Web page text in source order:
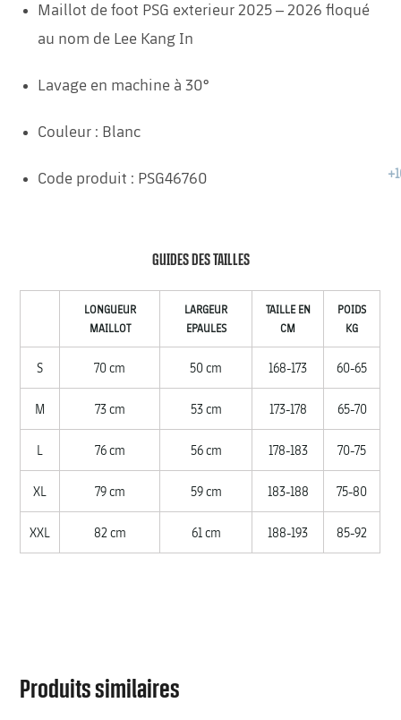
Maillot de foot PSG exterieur 2025 – 2026 floqué
au nom de Lee Kang In
Lavage en machine à 30°
Couleur : Blanc
Code produit : PSG46760
GUIDES DES TAILLES
LONGUEUR
MAILLOT
LARGEUR
EPAULES
TAILLE EN
CM
POIDS
KG
S 70 cm 50 cm 168-173 60-65
M 73 cm 53 cm 173-178 65-70
L 76 cm 56 cm 178-183 70-75
XL 79 cm 59 cm 183-188 75-80
XXL 82 cm 61 cm 188-193 85-92
Produits similaires